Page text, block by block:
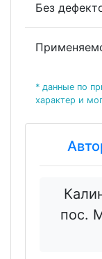
Без
* данные по
характер и
пос.